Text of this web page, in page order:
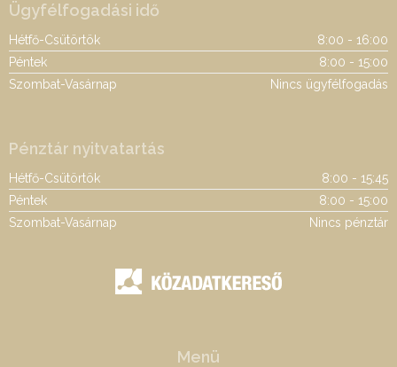
Ügyfélfogadási idő
Hétfő-Csütörtök
8:00 - 16:00
Péntek
8:00 - 15:00
Szombat-Vasárnap
Nincs ügyfélfogadás
Pénztár nyitvatartás
Hétfő-Csütörtök
8:00 - 15:45
Péntek
8:00 - 15:00
Szombat-Vasárnap
Nincs pénztár
Menü